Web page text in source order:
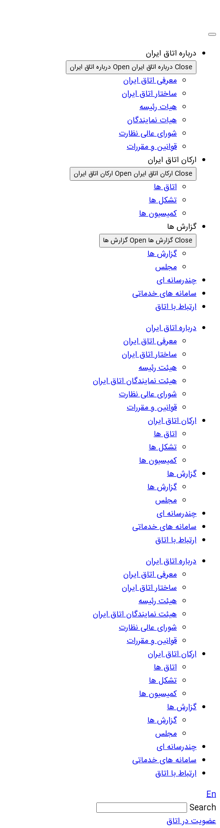
درباره اتاق ایران
Close درباره اتاق ایران Open درباره اتاق ایران
معرفی اتاق ایران
ساختار اتاق ایران
هیات رئیسه
هیات نمایندگان
شورای عالی نظارت
قوانین و مقررات
ارکان اتاق ایران
Close ارکان اتاق ایران Open ارکان اتاق ایران
اتاق ها
تشکل ها
کمیسیون ها
گزارش ها
Close گزارش ها Open گزارش ها
گزارش ها
مجلس
چندرسانه ای
سامانه های خدماتی
ارتباط با اتاق
درباره اتاق ایران
معرفی اتاق ایران
ساختار اتاق ایران
هیئت رئیسه
هیئت نمایندگان اتاق ایران
شورای عالی نظارت
قوانین و مقررات
ارکان اتاق ایران
اتاق ها
تشکل ها
کمیسیون ها
گزارش ها
گزارش ها
مجلس
چندرسانه ای
سامانه های خدماتی
ارتباط با اتاق
درباره اتاق ایران
معرفی اتاق ایران
ساختار اتاق ایران
هیئت رئیسه
هیئت نمایندگان اتاق ایران
شورای عالی نظارت
قوانین و مقررات
ارکان اتاق ایران
اتاق ها
تشکل ها
کمیسیون ها
گزارش ها
گزارش ها
مجلس
چندرسانه ای
سامانه های خدماتی
ارتباط با اتاق
En
Search
عضویت در اتاق